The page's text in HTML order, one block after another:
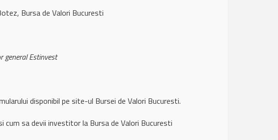
Bursa de Valori Bucuresti
general Estinvest
disponibil pe site-ul Bursei de Valori Bucuresti.
sa devii investitor la Bursa de Valori Bucuresti